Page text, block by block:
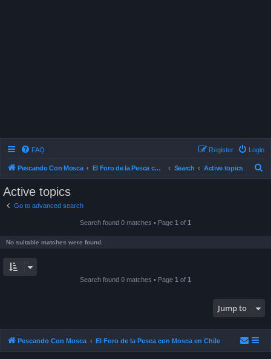
FAQ Login
Register
Pescando Con Mosca El Foro de la Pesca con Mosca en Chile Search Active topics
Active topics
Go to advanced search
Search found 0 matches • Page 1 of 1
No suitable matches were found.
Search found 0 matches • Page 1 of 1
Jump to
Pescando Con Mosca El Foro de la Pesca con Mosca en Chile